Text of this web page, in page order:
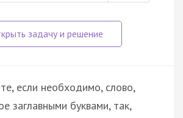
если необходимо, слово,
заглавными буквами, так,